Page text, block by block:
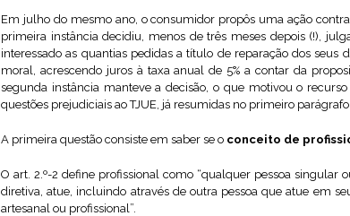
Em julho do mesmo ano, o consumidor propôs uma ação
primeira instância decidiu, menos de três meses depois (!),
interessado as quantias pedidas a título de reparação dos
moral, acrescendo juros à taxa anual de 5% a contar da
segunda instância manteve a decisão, o que motivou o
questões prejudiciais ao TJUE, já resumidas no primeiro
A primeira questão consiste em saber se o conceito de
O art. 2.º-2 define profissional como “qualquer pessoa
diretiva, atue, incluindo através de outra pessoa que atue em
artesanal ou profissional”.